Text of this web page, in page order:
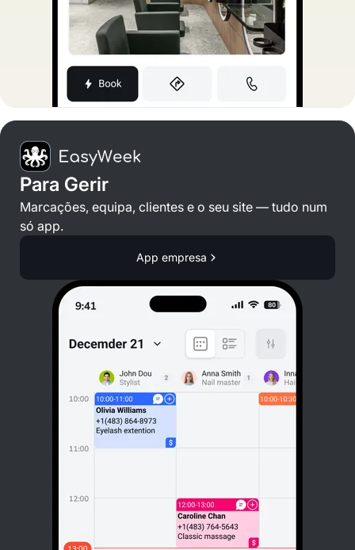
Para Gerir
Marcações, equipa, clientes e o seu site — tudo num
só app.
App empresa